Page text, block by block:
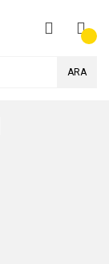
ARA